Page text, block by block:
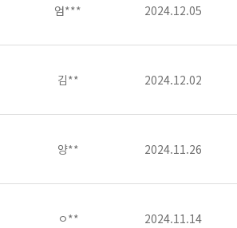
엄*** 2024.12.05
김** 2024.12.02
양** 2024.11.26
ㅇ** 2024.11.14